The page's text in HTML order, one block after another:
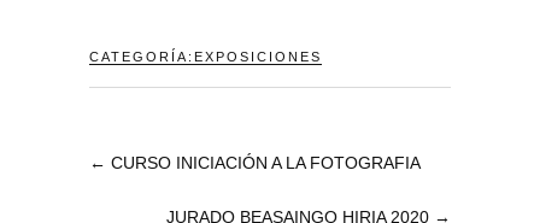
CATEGORÍA: EXPOSICIONES
← CURSO INICIACIÓN A LA FOTOGRAFIA
JURADO BEASAINGO HIRIA 2020 →